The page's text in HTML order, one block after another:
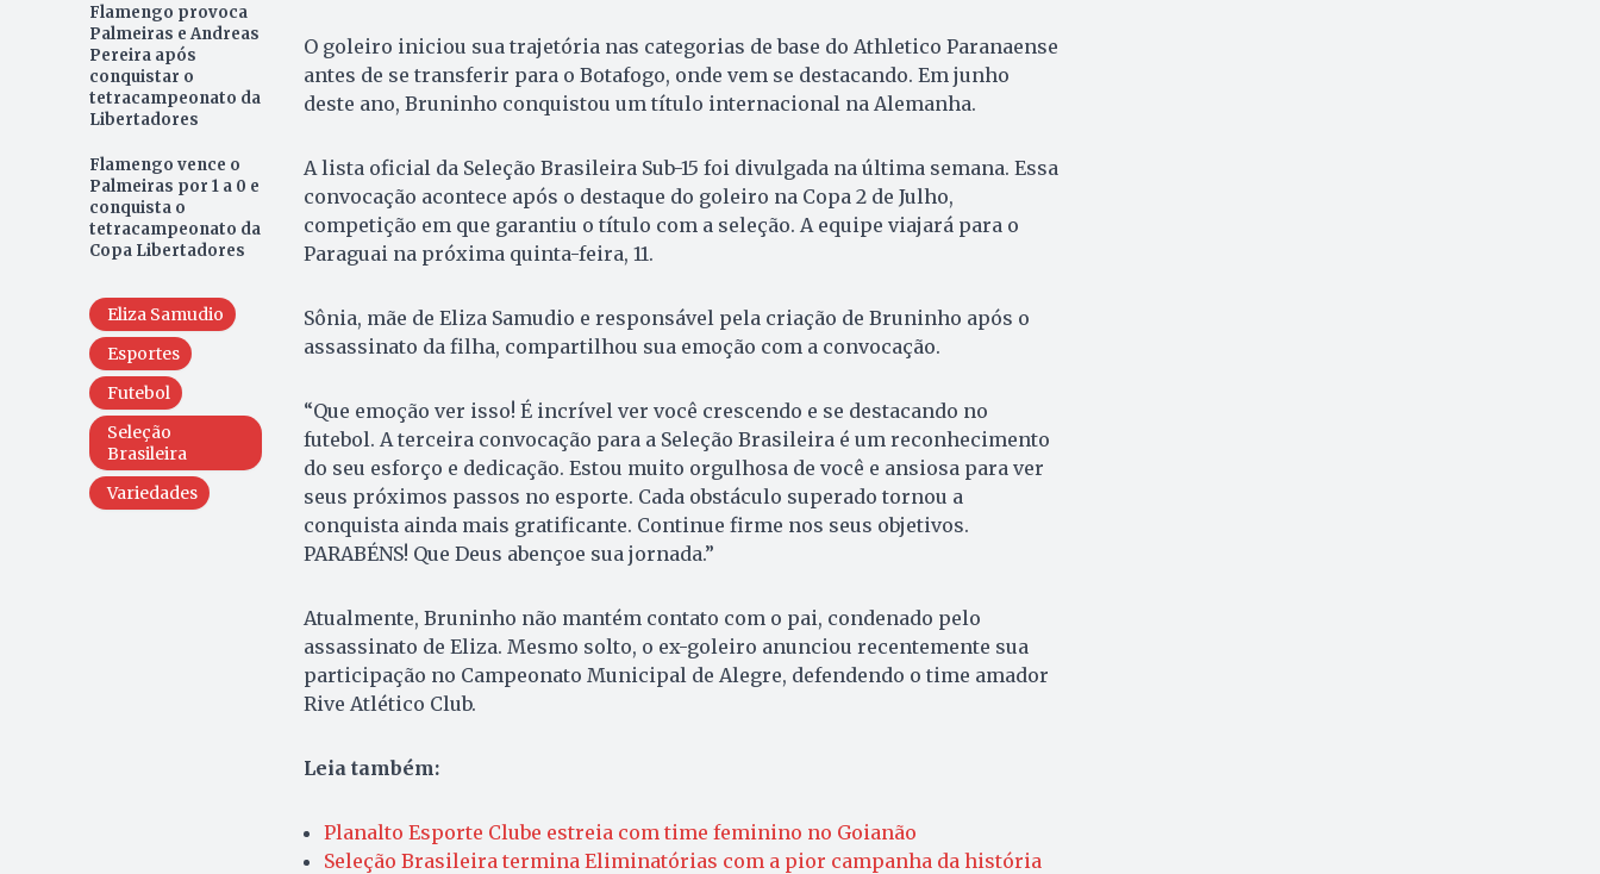
Flamengo provoca
Palmeiras e Andreas
Pereira após
conquistar o
tetracampeonato da
Libertadores
Flamengo vence o
Palmeiras por 1 a 0 e
conquista o
tetracampeonato da
Copa Libertadores
Eliza Samudio
Esportes
Futebol
Seleção
Brasileira
Variedades
O goleiro iniciou sua trajetória nas categorias de base do Athletico Paranaense
antes de se transferir para o Botafogo, onde vem se destacando. Em junho
deste ano, Bruninho conquistou um título internacional na Alemanha.
A lista oficial da Seleção Brasileira Sub-15 foi divulgada na última semana. Essa
convocação acontece após o destaque do goleiro na Copa 2 de Julho,
competição em que garantiu o título com a seleção. A equipe viajará para o
Paraguai na próxima quinta-feira, 11.
Sônia, mãe de Eliza Samudio e responsável pela criação de Bruninho após o
assassinato da filha, compartilhou sua emoção com a convocação.
“Que emoção ver isso! É incrível ver você crescendo e se destacando no
futebol. A terceira convocação para a Seleção Brasileira é um reconhecimento
do seu esforço e dedicação. Estou muito orgulhosa de você e ansiosa para ver
seus próximos passos no esporte. Cada obstáculo superado tornou a
conquista ainda mais gratificante. Continue firme nos seus objetivos.
PARABÉNS! Que Deus abençoe sua jornada.”
Atualmente, Bruninho não mantém contato com o pai, condenado pelo
assassinato de Eliza. Mesmo solto, o ex-goleiro anunciou recentemente sua
participação no Campeonato Municipal de Alegre, defendendo o time amador
Rive Atlético Club.
Leia também:
Planalto Esporte Clube estreia com time feminino no Goianão
Seleção Brasileira termina Eliminatórias com a pior campanha da história